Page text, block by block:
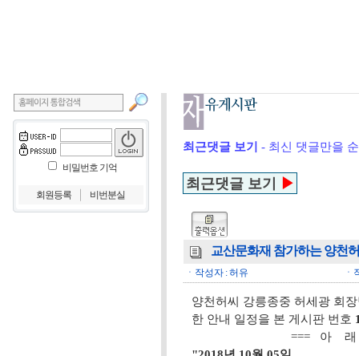
비밀번호 기억
회원등록 비번분실
최근댓글 보기 - 최신 댓글만을
최근댓글 보기 ▶
교산문화재 참가하는 양천
ㆍ작성자 : 허유 ㆍ
양천허씨 강릉종중 허세광 회
한 안내 일정을 본 게시판 번호
=== 아 래